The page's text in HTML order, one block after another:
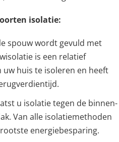
isolatie:
spouw wordt gevuld met
is een relatief
huis te isoleren en heeft
u isolatie tegen de binnen-
Van alle isolatiemethoden
energiebesparing.